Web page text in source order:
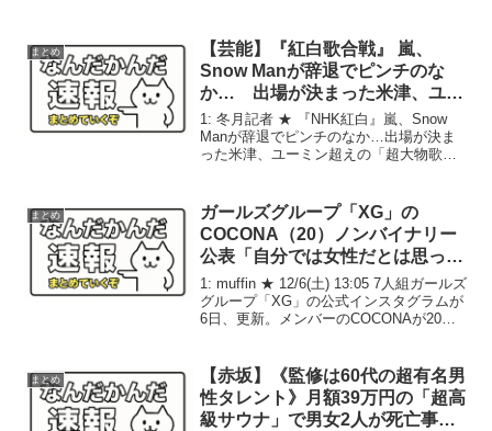
かして、スタジオを驚かせた。...
まとめ
【芸能】『紅白歌合戦』 嵐、
Snow Manが辞退でピンチのな
か… 出場が決まった米津、ユー
ミン超えの「超大物歌手」
1: 冬月記者 ★ 『NHK紅白』嵐、Snow
Manが辞退でピンチのなか…出場が決ま
った米津、ユーミン超えの「超大物歌
場が発表され、続々と追加出場歌手が明
らか...
まとめ
ガールズグループ「XG」の
COCONA（20）ノンバイナリー
公表「自分では女性だとは思って
いません」 胸の切除手術も
1: muffin ★ 12/6(土) 13:05 7人組ガールズ
グループ「XG」の公式インスタグラムが
6日、更新。メンバーのCOCONAが20歳
のどちらにもはっきりと...
まとめ
【赤坂】《監修は60代の超有名男
性タレント》月額39万円の「超高
級サウナ」で男女2人が死亡事